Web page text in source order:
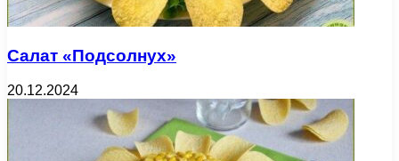
Салат «Подсолнух»
20.12.2024